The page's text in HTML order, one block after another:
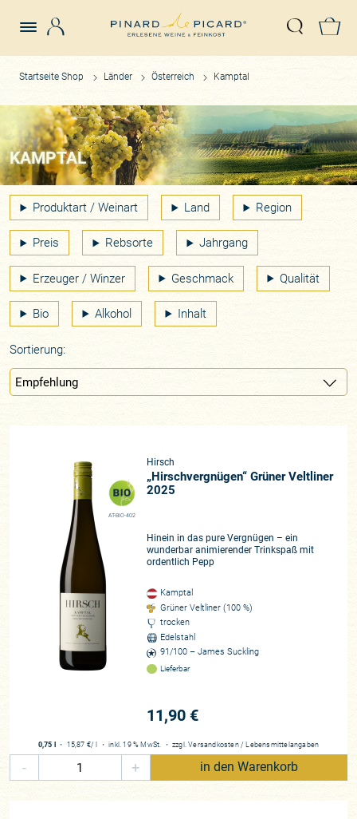
Suche
Startseite Shop Länder Österreich Kamptal
KAMPTAL
Produktart / Weinart Land Region
Preis Rebsorte Jahrgang
Erzeuger / Winzer Geschmack Qualität
Bio Alkohol Inhalt
Sortierung:
AT-BIO-402
Hirsch
„Hirschvergnügen“ Grüner Veltliner
2025
Hinein in das pure Vergnügen – ein
wunderbar animierender Trinkspaß mit
ordentlich Pepp
Kamptal
Grüner Veltliner (100 %)
trocken
Edelstahl
91/100 – James Suckling
Lieferbar
11,90 €
0,75 l ・ 15,87 €/ l ・inkl. 19 % MwSt. ・ zzgl.Versandkosten / Lebensmittelangaben
- + in den Warenkorb